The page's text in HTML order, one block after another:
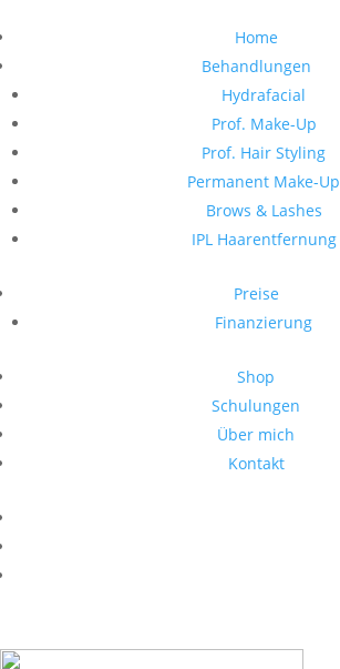
Home
Behandlungen
Hydrafacial
Prof. Make-Up
Prof. Hair Styling
Permanent Make-Up
Brows & Lashes
IPL Haarentfernung
Preise
Finanzierung
Shop
Schulungen
Über mich
Kontakt